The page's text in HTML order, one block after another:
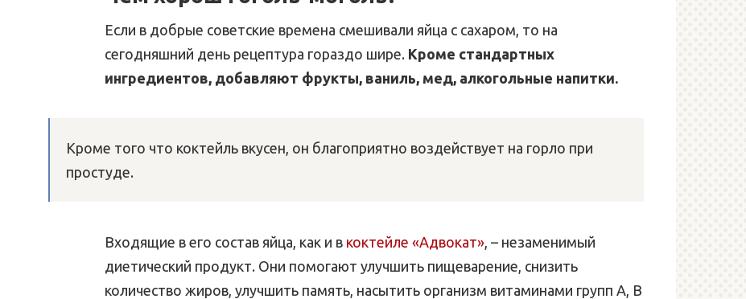
Если в добрые советские времена смешивали яйца с сахаром, то на
сегодняшний день рецептура гораздо шире. Кроме стандартных
ингредиентов, добавляют фрукты, ваниль, мед, алкогольные напитки.
Кроме того что коктейль вкусен, он благоприятно воздействует на горло при
простуде.
Входящие в его состав яйца, как и в коктейле «Адвокат», – незаменимый
диетический продукт. Они помогают улучшить пищеварение, снизить
количество жиров, улучшить память, насытить организм витаминами групп А, В